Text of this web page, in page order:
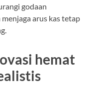
godaan
arus kas tetap
hemat